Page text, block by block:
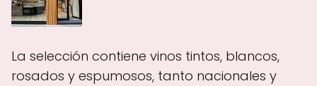
La selección contiene vinos tintos, blancos,
rosados y espumosos, tanto nacionales y